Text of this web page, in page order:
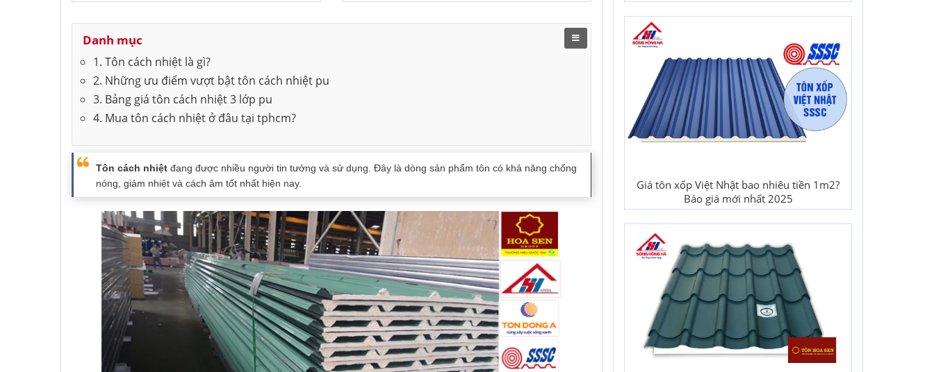
Danh mục
1. Tôn cách nhiệt là gì?
2. Những ưu điểm vượt bật tôn cách nhiệt pu
3. Bảng giá tôn cách nhiệt 3 lớp pu
4. Mua tôn cách nhiệt ở đâu tại tphcm?
Tôn cách nhiệt đang được nhiều người tin tưởng và sử dụng. Đây là dòng sản phẩm tôn có khả năng chống
nóng, giảm nhiệt và cách âm tốt nhất hiện nay.
Giá tôn xốp Việt Nhật bao nhiêu tiền 1m2?
Báo giá mới nhất 2025